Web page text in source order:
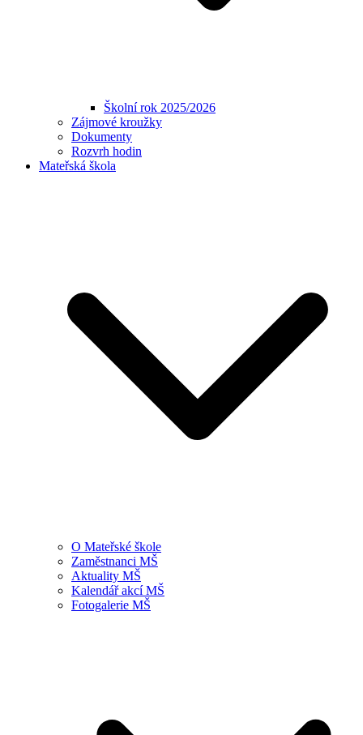
Školní rok 2025/2026
Zájmové kroužky
Dokumenty
Rozvrh hodin
Mateřská škola
O Mateřské škole
Zaměstnanci MŠ
Aktuality MŠ
Kalendář akcí MŠ
Fotogalerie MŠ